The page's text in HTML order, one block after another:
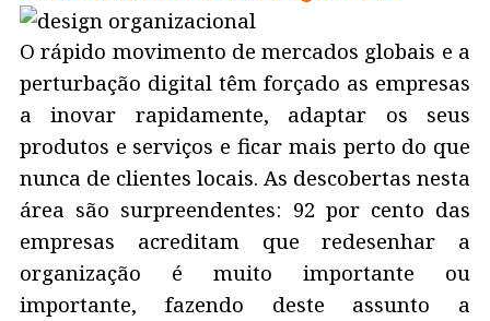
O rápido movimento de mercados globais e a
perturbação digital têm forçado as empresas
a inovar rapidamente, adaptar os seus
produtos e serviços e ficar mais perto do que
nunca de clientes locais. As descobertas nesta
área são surpreendentes: 92 por cento das
empresas acreditam que redesenhar a
organização é muito importante ou
importante, fazendo deste assunto a